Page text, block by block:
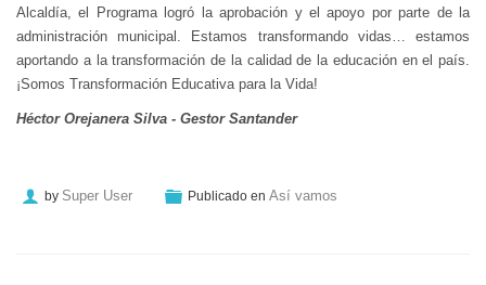
Alcaldía, el Programa logró la aprobación y el apoyo por parte de la
administración municipal. Estamos transformando vidas… estamos
aportando a la transformación de la calidad de la educación en el país.
¡Somos Transformación Educativa para la Vida!
Héctor Orejanera Silva - Gestor Santander
by Super User Publicado en Así vamos